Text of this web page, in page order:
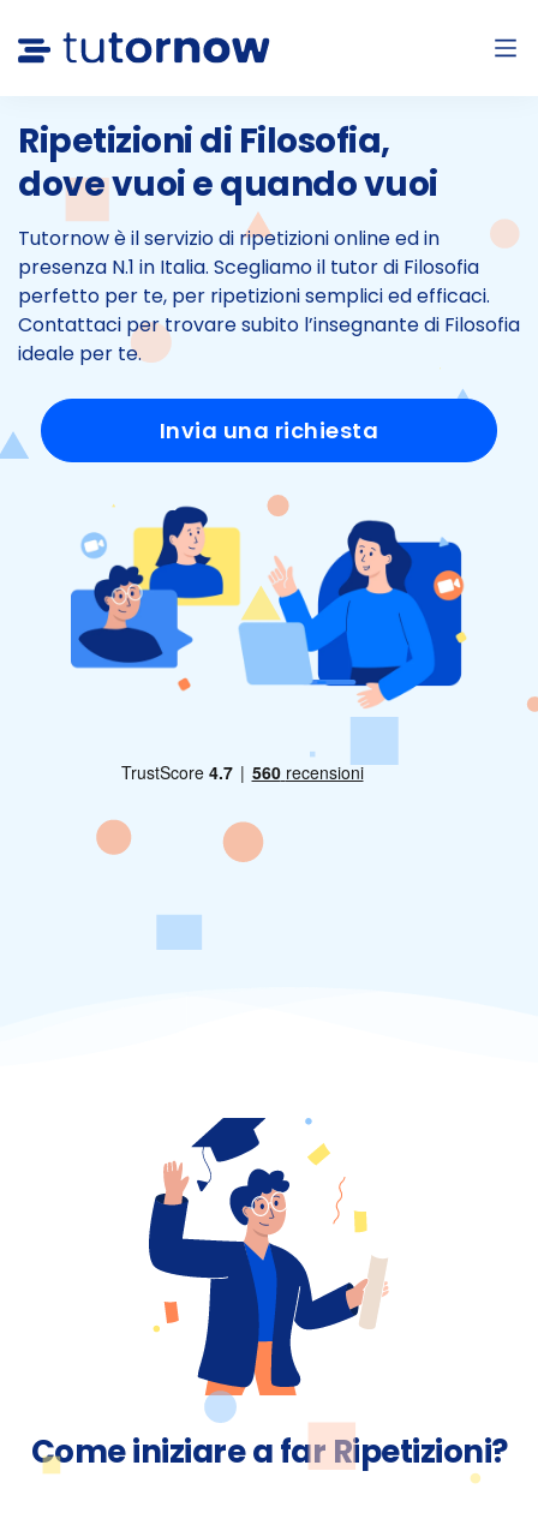
Ripetizioni di Filosofia,
dove vuoi e quando vuoi
Tutornow è il servizio di ripetizioni online ed in
presenza N.1 in Italia. Scegliamo il tutor di Filosofia
perfetto per te, per ripetizioni semplici ed efficaci.
Contattaci per trovare subito l’insegnante di Filosofia
ideale per te.
Invia una richiesta
Come iniziare a far Ripetizioni?